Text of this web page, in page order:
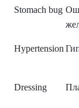
Stomach bug
Hypertension
Dressing